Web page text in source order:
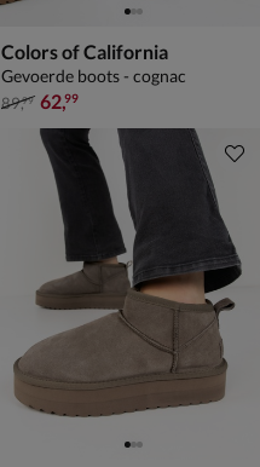
Colors of California
Gevoerde boots - cognac
van € 89,99 voor € 62,99
89,99 62,99